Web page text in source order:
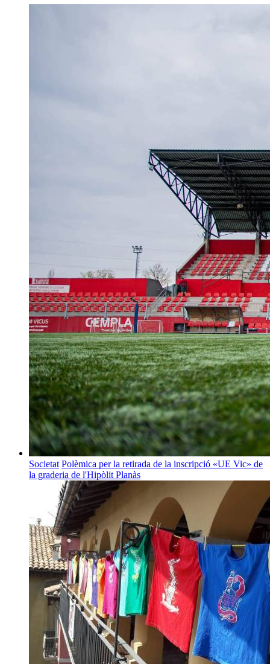
Societat Polèmica per la retirada de la inscripció «UE Vic» de
la graderia de l'Hipòlit Planàs